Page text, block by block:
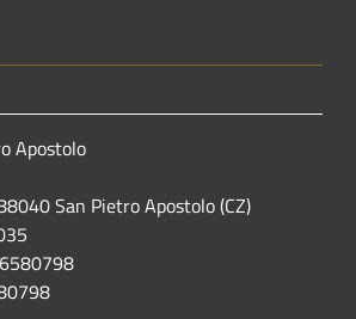
Apostolo
San Pietro Apostolo (CZ)